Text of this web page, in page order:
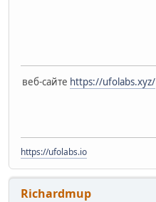
веб-сайте https://ufolabs.xyz/
https://ufolabs.io
Richardmup